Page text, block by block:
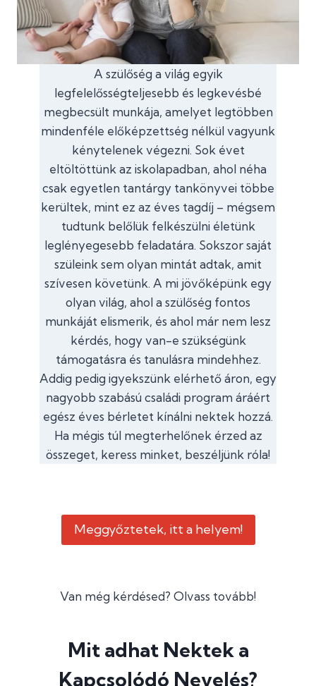
A szülőség a világ egyik
legfelelősségteljesebb és legkevésbé
megbecsült munkája, amelyet legtöbben
mindenféle előképzettség nélkül vagyunk
kénytelenek végezni. Sok évet
eltöltöttünk az iskolapadban, ahol néha
csak egyetlen tantárgy tankönyvei többe
kerültek, mint ez az éves tagdíj – mégsem
tudtunk belőlük felkészülni életünk
leglényegesebb feladatára. Sokszor saját
szüleink sem olyan mintát adtak, amit
szívesen követünk. A mi jövőképünk egy
olyan világ, ahol a szülőség fontos
munkáját elismerik, és ahol már nem lesz
kérdés, hogy van-e szükségünk
támogatásra és tanulásra mindehhez.
Addig pedig igyekszünk elérhető áron, egy
nagyobb szabású családi program áráért
egész éves bérletet kínálni nektek hozzá.
Ha mégis túl megterhelőnek érzed az
összeget, keress minket, beszéljünk róla!
Meggyőztetek, itt a helyem!
Van még kérdésed? Olvass tovább!
Mit adhat Nektek a
Kapcsolódó Nevelés?